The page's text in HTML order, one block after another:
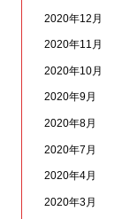
2020年12月
2020年11月
2020年10月
2020年9月
2020年8月
2020年7月
2020年4月
2020年3月